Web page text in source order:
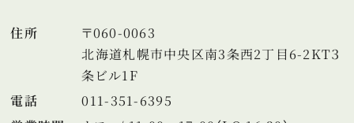
住所
〒060-0063
北海道札幌市中央区南3条西2丁目6-2KT３
条ビル1F
電話
011-351-6395